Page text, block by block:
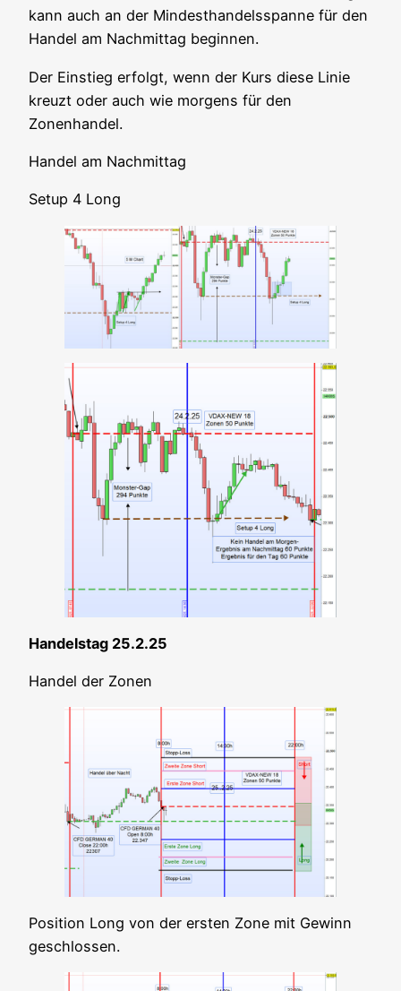
kann auch an der Min­dest­han­dels­span­ne für den
Han­del am Nach­mit­tag beginnen.
Der Ein­stieg erfolgt, wenn der Kurs die­se Linie
kreuzt oder auch wie mor­gens für den
Zonenhandel.
Han­del am Nachmittag
Set­up 4 Long
Han­dels­tag 25.2.25
Han­del der Zonen
Posi­ti­on Long von der ers­ten Zone mit Gewinn
geschlossen.